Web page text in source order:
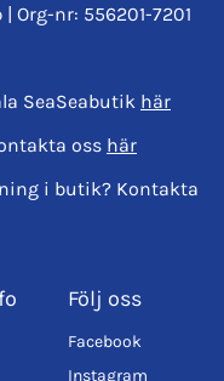
| Org-nr: 556201-7201
SeaSeabutik här
oss här
i butik? Kontakta
Följ oss
Facebook
Instagram